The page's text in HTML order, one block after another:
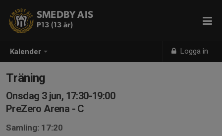
Kalender Logga in
SMEDBY AIS
P13 (13 år)
Träning
Onsdag 3 jun, 17:30-19:00
PreZero Arena - C
Samling: 17:20